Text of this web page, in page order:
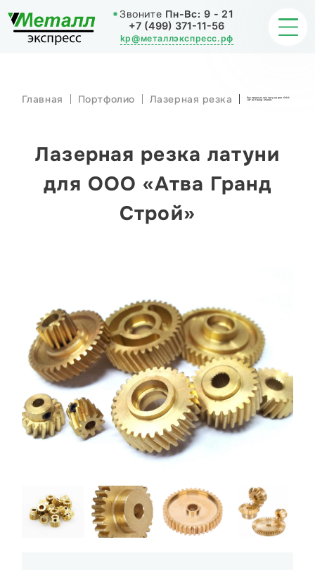
Звоните Пн-Вс: 9 - 21
+7 (499) 371-11-56
kp@металлэкспресс.рф
ОБРАБОТКА МЕТАЛЛА
ИЗДЕЛИЯ
НАШИ РАБОТЫ
Главная Портфолио Лазерная резка Лазерная резка латуни для ООО
«Атва Гранд Строй»
Лазерная резка латуни
для ООО «Атва Гранд
Строй»